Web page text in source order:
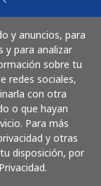
y anuncios, para
y para analizar
sobre tu
redes sociales,
con otra
o que hayan
Para más
y otras
disposición, por